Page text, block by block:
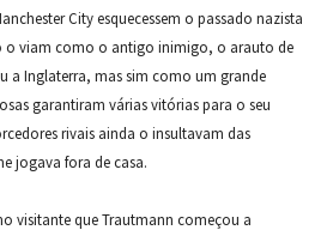
City esquecessem o passado nazista
o viam como o antigo inimigo, o arauto de
a Inglaterra, mas sim como um grande
garantiram várias vitórias para o seu
rivais ainda o insultavam das
jogava fora de casa.
visitante que Trautmann começou a